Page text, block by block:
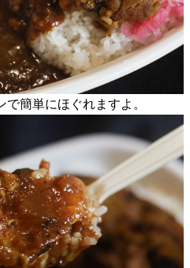
簡単にほぐれますよ。